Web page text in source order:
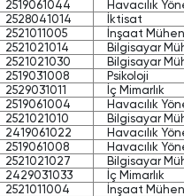
2519061044 Havacılık
2528041014 İktisat
2521011005 İnşaat
2521021014 Bilgisayar
2521021030 Bilgisayar
2519031008 Psikoloji
2529031011 İç Mimarlık
2519061004 Havacılık
2521021010 Bilgisayar
2419061022 Havacılık
2519061008 Havacılık
2521021027 Bilgisayar
2429031033 İç Mimarlık
2521011004 İnşaat